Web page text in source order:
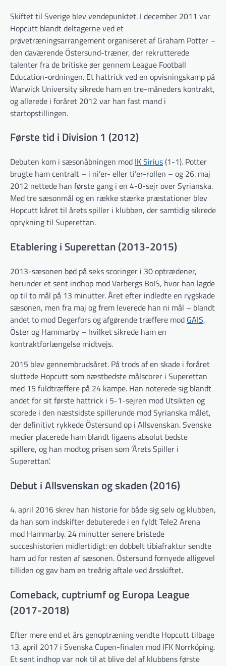
Skiftet til Sverige blev vendepunktet. I december 2011 var
Hopcutt blandt deltagerne ved et
prøvetræningsarrangement organiseret af Graham Potter –
den daværende Östersund-træner, der rekrutterede
talenter fra de britiske øer gennem League Football
Education-ordningen. Et hattrick ved en opvisningskamp på
Warwick University sikrede ham en tre-måneders kontrakt,
og allerede i foråret 2012 var han fast mand i
startopstillingen.
Første tid i Division 1 (2012)
Debuten kom i sæsonåbningen mod IK Sirius(1-1). Potter
brugte ham centralt – i ni’er- eller ti’er-rollen – og 26. maj
2012 nettede han første gang i en 4-0-sejr over Syrianska.
Med tre sæsonmål og en række stærke præstationer blev
Hopcutt kåret til årets spiller i klubben, der samtidig sikrede
oprykning til Superettan.
Etablering i Superettan (2013-2015)
2013-sæsonen bød på seks scoringer i 30 optrædener,
herunder et sent indhop mod Varbergs BoIS, hvor han lagde
op til to mål på 13 minutter. Året efter indledte en rygskade
sæsonen, men fra maj og frem leverede han ni mål – blandt
andet to mod Degerfors og afgørende træffere mod GAIS,
Öster og Hammarby – hvilket sikrede ham en
kontraktforlængelse midtvejs.
2015 blev gennembrudsåret. På trods af en skade i foråret
sluttede Hopcutt som næstbedste målscorer i Superettan
med 15 fuldtræffere på 24 kampe. Han noterede sig blandt
andet for sit første hattrick i 5-1-sejren mod Utsikten og
scorede i den næstsidste spillerunde mod Syrianska målet,
der definitivt rykkede Östersund op i Allsvenskan. Svenske
medier placerede ham blandt ligaens absolut bedste
spillere, og han modtog prisen som ’Årets Spiller i
Superettan’.
Debut i Allsvenskan og skaden (2016)
4. april 2016 skrev han historie for både sig selv og klubben,
da han som indskifter debuterede i en fyldt Tele2 Arena
mod Hammarby. 24 minutter senere bristede
succeshistorien midlertidigt: en dobbelt tibiafraktur sendte
ham ud for resten af sæsonen. Östersund fornyede alligevel
tilliden og gav ham en treårig aftale ved årsskiftet.
Comeback, cuptriumf og Europa League
(2017-2018)
Efter mere end et års genoptræning vendte Hopcutt tilbage
13. april 2017 i Svenska Cupen-finalen mod IFK Norrköping.
Et sent indhop var nok til at blive del af klubbens første